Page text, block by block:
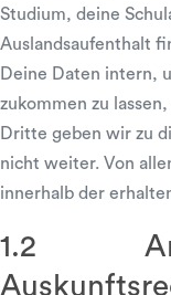
Studium, deine
Auslandsaufenthalt
Deine Daten intern,
zukommen zu
Dritte geben wir zu
nicht weiter. Von
innerhalb der
1.2 Art.